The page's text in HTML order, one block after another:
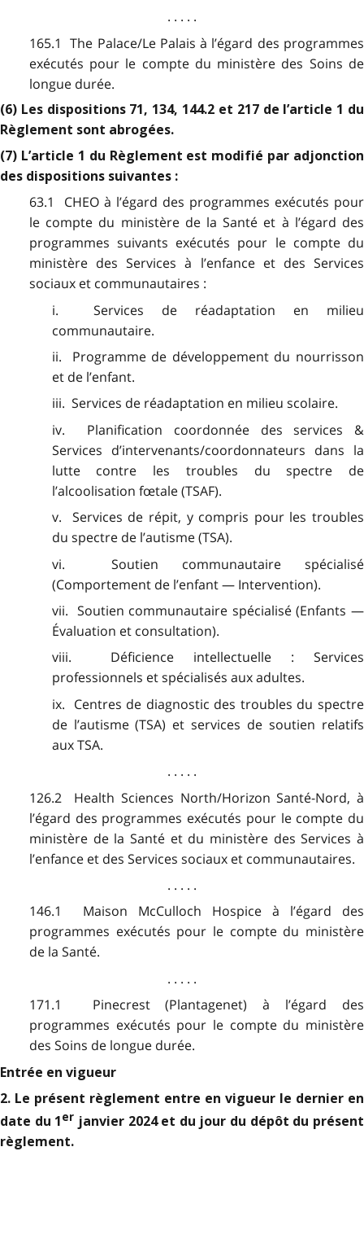
. . . . .
165.1 The Palace/Le Palais à l’égard des programmes
exécutés pour le compte du ministère des Soins de
longue durée.
(6) Les dispositions 71, 134, 144.2 et 217 de l’article 1 du
Règlement sont abrogées.
(7) L’article 1 du Règlement est modifié par adjonction
des dispositions suivantes :
63.1 CHEO à l’égard des programmes exécutés pour
le compte du ministère de la Santé et à l’égard des
programmes suivants exécutés pour le compte du
ministère des Services à l’enfance et des Services
sociaux et communautaires :
i. Services de réadaptation en milieu
communautaire.
ii. Programme de développement du nourrisson
et de l’enfant.
iii. Services de réadaptation en milieu scolaire.
iv. Planification coordonnée des services &
Services d’intervenants/coordonnateurs dans la
lutte contre les troubles du spectre de
l’alcoolisation fœtale (TSAF).
v. Services de répit, y compris pour les troubles
du spectre de l’autisme (TSA).
vi. Soutien communautaire spécialisé
(Comportement de l’enfant — Intervention).
vii. Soutien communautaire spécialisé (Enfants —
Évaluation et consultation).
viii. Déficience intellectuelle : Services
professionnels et spécialisés aux adultes.
ix. Centres de diagnostic des troubles du spectre
de l’autisme (TSA) et services de soutien relatifs
aux TSA.
. . . . .
126.2 Health Sciences North/Horizon Santé-Nord, à
l’égard des programmes exécutés pour le compte du
ministère de la Santé et du ministère des Services à
l’enfance et des Services sociaux et communautaires.
. . . . .
146.1 Maison McCulloch Hospice à l’égard des
programmes exécutés pour le compte du ministère
de la Santé.
. . . . .
171.1 Pinecrest (Plantagenet) à l’égard des
programmes exécutés pour le compte du ministère
des Soins de longue durée.
Entrée en vigueur
2. Le présent règlement entre en vigueur le dernier en
date du 1 er janvier 2024 et du jour du dépôt du présent
règlement.